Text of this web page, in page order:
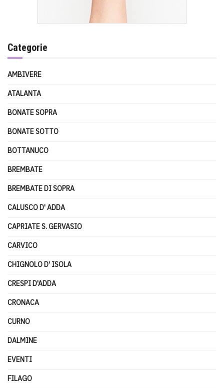
Categorie
AMBIVERE
ATALANTA
BONATE SOPRA
BONATE SOTTO
BOTTANUCO
BREMBATE
BREMBATE DI SOPRA
CALUSCO D' ADDA
CAPRIATE S. GERVASIO
CARVICO
CHIGNOLO D' ISOLA
CRESPI D'ADDA
CRONACA
CURNO
DALMINE
EVENTI
FILAGO